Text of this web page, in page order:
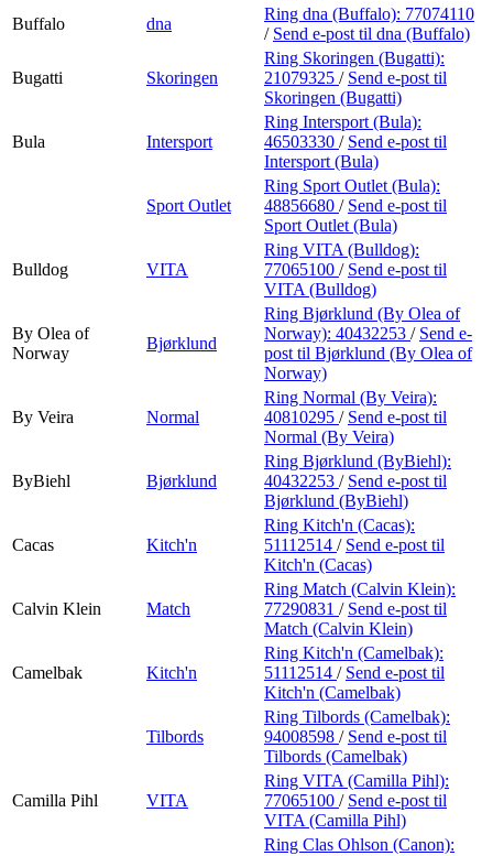
Buffalo
dna
Ring dna (Buffalo): 77074110
/ Send e-post til dna (Buffalo)
Bugatti Skoringen
Ring Skoringen (Bugatti):
21079325 / Send e-post til
Skoringen (Bugatti)
Bula Intersport
Ring Intersport (Bula):
46503330 / Send e-post til
Intersport (Bula)
Sport Outlet
Ring Sport Outlet (Bula):
48856680 / Send e-post til
Sport Outlet (Bula)
Bulldog VITA
Ring VITA (Bulldog):
77065100 / Send e-post til
VITA (Bulldog)
By Olea of
Norway
Bjørklund
Ring Bjørklund (By Olea of
Norway): 40432253 / Send e-
post til Bjørklund (By Olea of
Norway)
By Veira Normal
Ring Normal (By Veira):
40810295 / Send e-post til
Normal (By Veira)
ByBiehl Bjørklund
Ring Bjørklund (ByBiehl):
40432253 / Send e-post til
Bjørklund (ByBiehl)
Cacas Kitch'n
Ring Kitch'n (Cacas):
51112514 / Send e-post til
Kitch'n (Cacas)
Calvin Klein Match
Ring Match (Calvin Klein):
77290831 / Send e-post til
Match (Calvin Klein)
Camelbak Kitch'n
Ring Kitch'n (Camelbak):
51112514 / Send e-post til
Kitch'n (Camelbak)
Tilbords
Ring Tilbords (Camelbak):
94008598 / Send e-post til
Tilbords (Camelbak)
Camilla Pihl VITA
Ring VITA (Camilla Pihl):
77065100 / Send e-post til
VITA (Camilla Pihl)
Ring Clas Ohlson (Canon):